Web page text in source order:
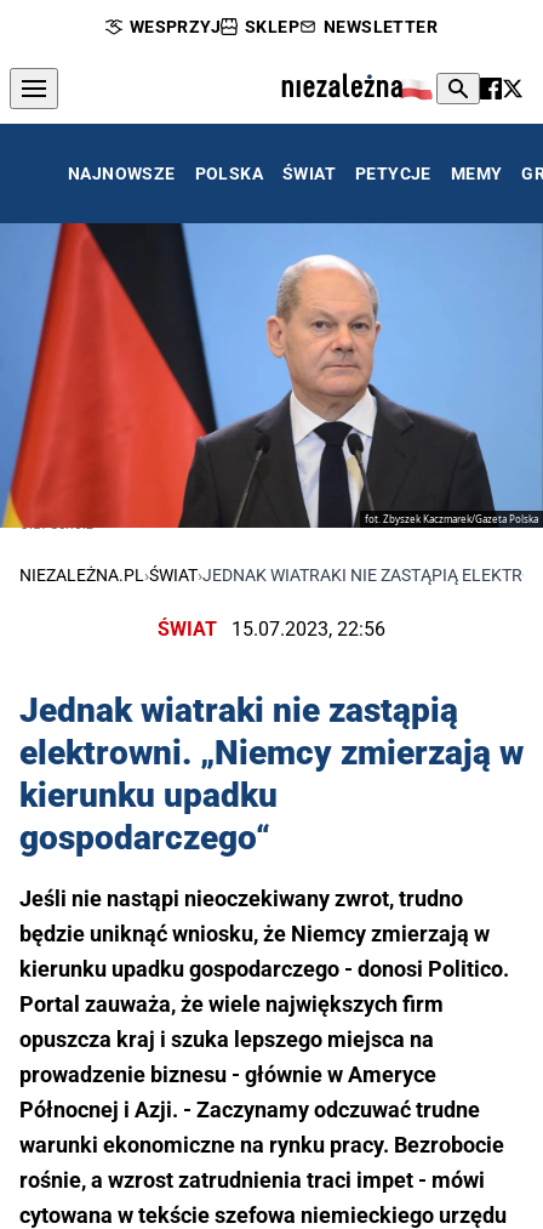
WESPRZYJ SKLEP NEWSLETTER
NAJNOWSZE POLSKA ŚWIAT PETYCJE MEMY
fot. Zbyszek Kaczmarek/Gazeta Polska
Olaf Scholz
NIEZALEŻNA.PL ›ŚWIAT›JEDNAK WIATRAKI NIE ZASTĄPIĄ
ŚWIAT 15.07.2023, 22:56
Jednak wiatraki nie zastąpią
elektrowni. „Niemcy zmierzają w
kierunku upadku
gospodarczego“
Jeśli nie nastąpi nieoczekiwany zwrot, trudno
będzie uniknąć wniosku, że Niemcy zmierzają w
kierunku upadku gospodarczego - donosi Politico.
Portal zauważa, że wiele największych firm
opuszcza kraj i szuka lepszego miejsca na
prowadzenie biznesu - głównie w Ameryce
Północnej i Azji. - Zaczynamy odczuwać trudne
warunki ekonomiczne na rynku pracy. Bezrobocie
rośnie, a wzrost zatrudnienia traci impet - mówi
cytowana w tekście szefowa niemieckiego urzędu